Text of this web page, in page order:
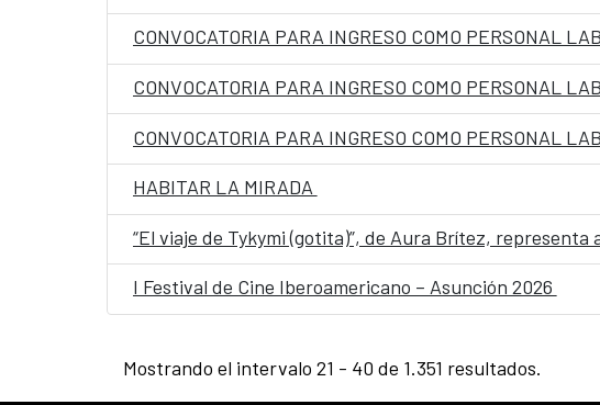
HABITAR LA MIRADA
“El viaje de Tykymi (gotita)”, de Aura Brítez,
I Festival de Cine Iberoamericano – Asunción 2026
Mostrando el intervalo 21 - 40 de 1.351 resultados.